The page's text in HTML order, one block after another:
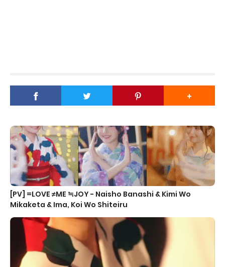
[PV] =LOVE ≠ME ≒JOY - Naisho Banashi & Kimi Wo
Mikaketa & Ima, Koi Wo Shiteiru